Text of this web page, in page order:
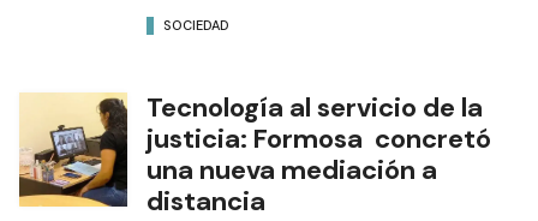
SOCIEDAD
Tecnología al servicio de la
justicia: Formosa concretó
una nueva mediación a
distancia